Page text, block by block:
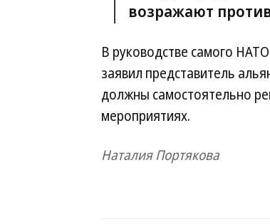
возражают
В руководстве самого
заявил представитель
должны самостоятельно
мероприятиях.
Наталия Портякова